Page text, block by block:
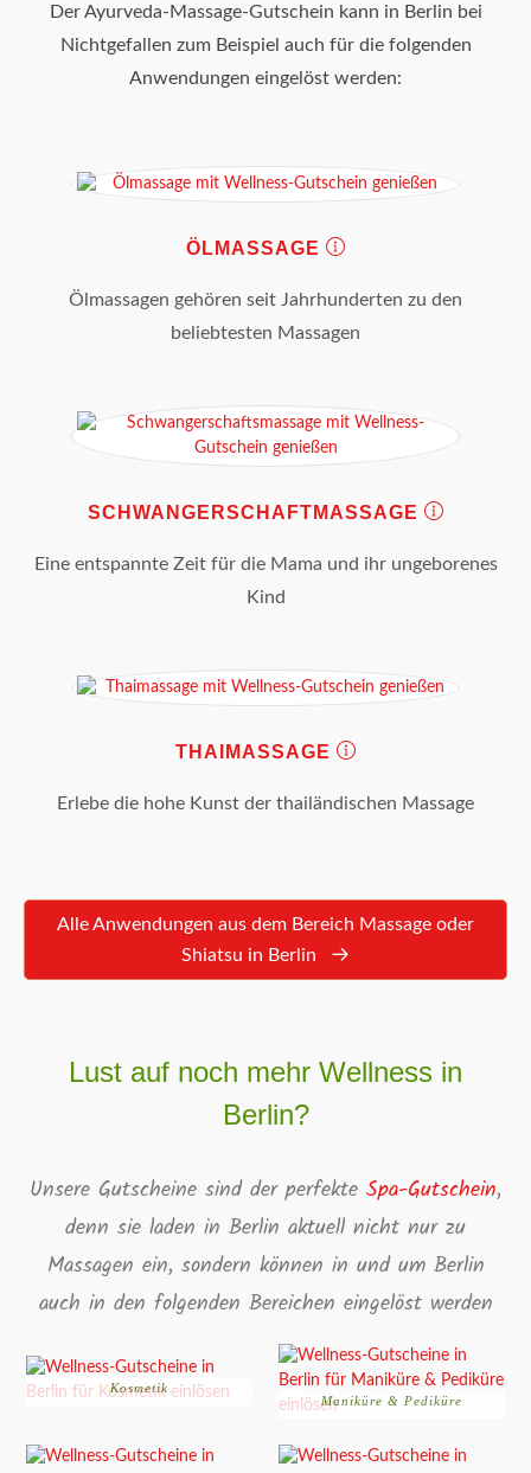
Der Ayurveda-Massage-Gutschein kann in Berlin bei
Nichtgefallen zum Beispiel auch für die folgenden
Anwendungen eingelöst werden:
ÖLMASSAGE
Ölmassagen gehören seit Jahrhunderten zu den
beliebtesten Massagen
SCHWANGERSCHAFTMASSAGE
Eine entspannte Zeit für die Mama und ihr ungeborenes
Kind
THAIMASSAGE
Erlebe die hohe Kunst der thailändischen Massage
Alle Anwendungen aus dem Bereich Massage oder
Shiatsu in Berlin
Lust auf noch mehr Wellness in
Berlin?
Unsere Gutscheine sind der perfekte Spa-Gutschein,
denn sie laden in Berlin aktuell nicht nur zu
Massagen ein, sondern können in und um Berlin
auch in den folgenden Bereichen eingelöst werden
Kosmetik
Maniküre & Pediküre